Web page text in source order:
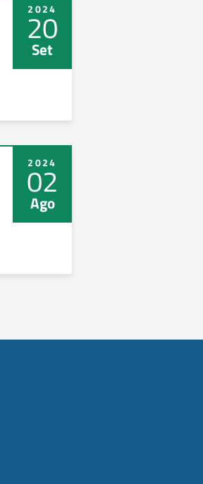
2024
20
Set
2024
02
Ago